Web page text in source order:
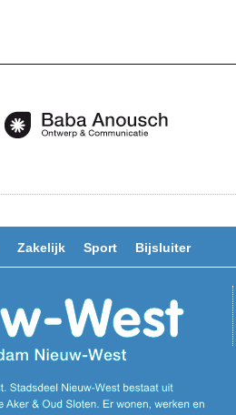
Zakelijk Sport Bijsluiter